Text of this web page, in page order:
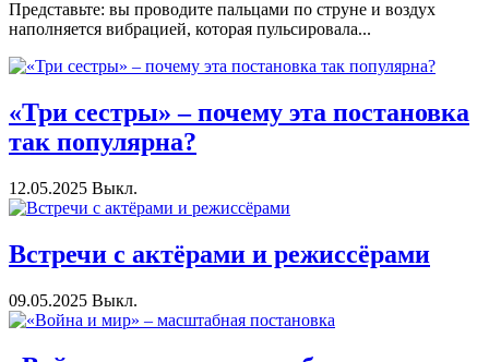
Представьте: вы проводите пальцами по струне и воздух
наполняется вибрацией, которая пульсировала...
«Три сестры» – почему эта постановка
так популярна?
12.05.2025 Выкл.
Встречи с актёрами и режиссёрами
09.05.2025 Выкл.